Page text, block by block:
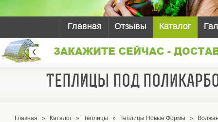
Главная Отзывы Каталог
Теплицы под
Главная » Каталог » Теплицы » Теплицы Новые Формы »